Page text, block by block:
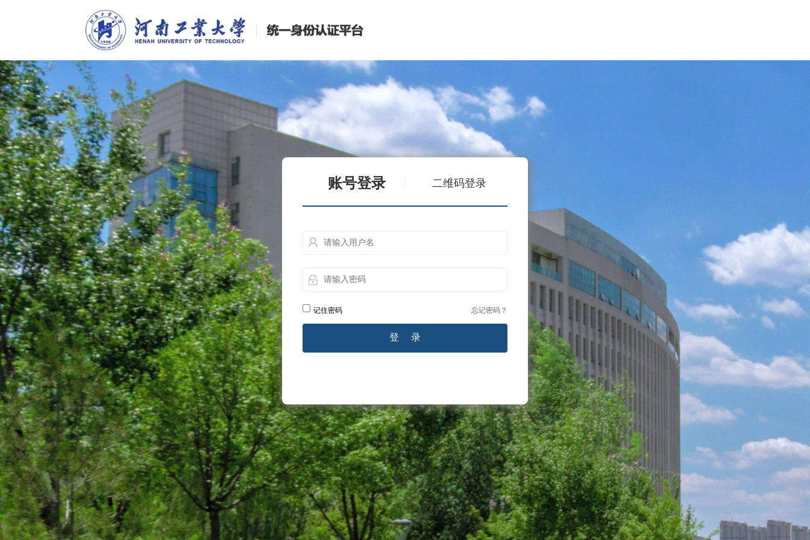
账号登录 二维码登录
记住密码 忘记密码？